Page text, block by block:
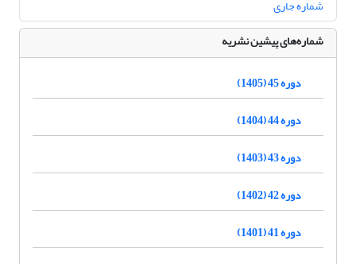
شماره جاری
شماره‌های پیشین نشریه
دوره 45 (1405)
دوره 44 (1404)
دوره 43 (1403)
دوره 42 (1402)
دوره 41 (1401)